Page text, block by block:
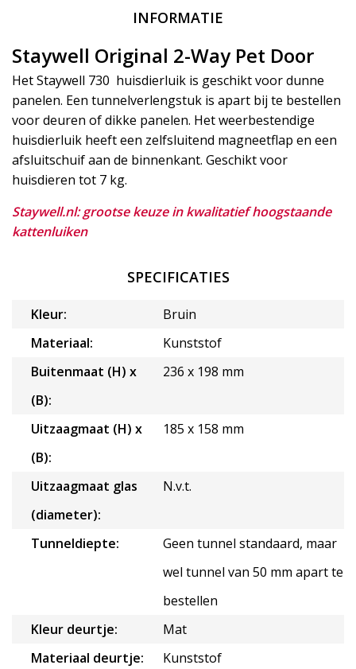
INFORMATIE
Staywell Original 2-Way Pet Door
Het Staywell 730 huisdierluik is geschikt voor dunne
panelen. Een tunnelverlengstuk is apart bij te bestellen
voor deuren of dikke panelen. Het weerbestendige
huisdierluik heeft een zelfsluitend magneetflap en een
afsluitschuif aan de binnenkant. Geschikt voor
huisdieren tot 7 kg.
Staywell.nl: grootse keuze in kwalitatief hoogstaande
kattenluiken
SPECIFICATIES
Kleur:
Bruin
Materiaal:
Kunststof
Buitenmaat (H) x
(B):
236 x 198 mm
Uitzaagmaat (H) x
(B):
185 x 158 mm
Uitzaagmaat glas
(diameter):
N.v.t.
Tunneldiepte:
Geen tunnel standaard, maar
wel tunnel van 50 mm apart te
bestellen
Kleur deurtje:
Mat
Materiaal deurtje:
Kunststof